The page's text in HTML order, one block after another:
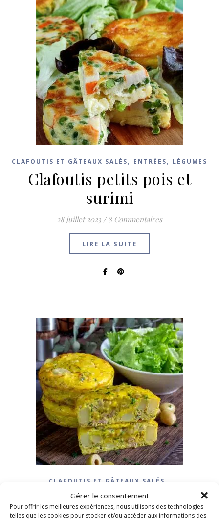
Gérer le consentement
Pour offrir les meilleures expériences, nous utilisons des technologies
telles que les cookies pour stocker et/ou accéder aux informations des
CLAFOUTIS ET GÂTEAUX SALÉS, ENTRÉES, LÉGUMES
Clafoutis petits pois et
surimi
28 juillet 2023 / 8 Commentaires
LIRE LA SUITE
CLAFOUTIS ET GÂTEAUX SALÉS
PÂTES RIZ POMMES DE TERRE ETC.
POISSONS & CRUSTACÉS